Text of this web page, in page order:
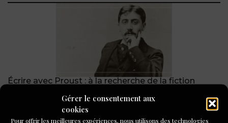
Gérer le consentement aux
cookies
Pour offrir les meilleures expériences, nous utilisons des technologies
Écrire avec Proust : à la recherche de la fiction